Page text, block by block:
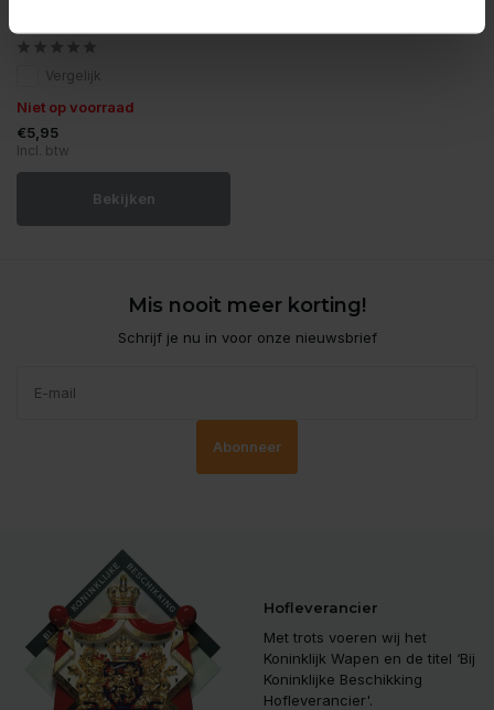
Vergelijk
Niet op voorraad
€5,95
Incl. btw
Bekijken
Mis nooit meer korting!
Schrijf je nu in voor onze nieuwsbrief
Abonneer
Hofleverancier
Met trots voeren wij het
Koninklijk Wapen en de titel ‘Bij
Koninklijke Beschikking
Hofleverancier'.